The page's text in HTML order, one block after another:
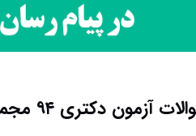
۹۴ مجموعه علوم شناختی کد ۲۲۴۸